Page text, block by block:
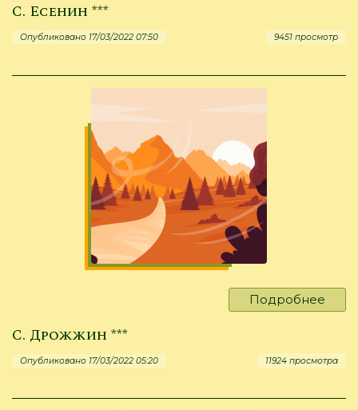
С. Есенин ***
Опубликовано 17/03/2022 07:50 9451 просмотр
Подробнее
С.
***
С. Дрожжин ***
Опубликовано 17/03/2022 05:20 11924 просмотра